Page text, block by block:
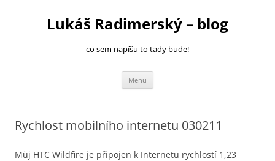
Lukáš Radimerský – blog
co sem napíšu to tady bude!
Menu
Rychlost mobilního internetu 030211
Můj HTC Wildfire je připojen k Internetu rychlostí 1,23